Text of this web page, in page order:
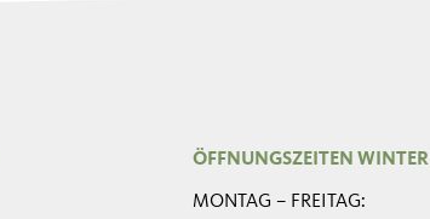
ÖFFNUNGSZEITEN WINTER
MONTAG – FREITAG: